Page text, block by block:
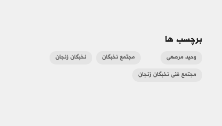
برچسب ها
وحید مرصعی مجتمع نخبگان نخبگان زنجان
مجتمع فنی نخبگان زنجان